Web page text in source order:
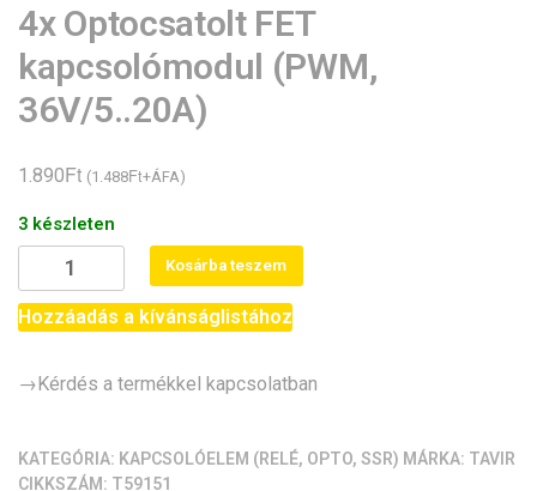
4x Optocsatolt FET
kapcsolómodul (PWM,
36V/5..20A)
1.890Ft (1.488Ft+ÁFA)
3 készleten
Optocsatolt
FET
(PWM,
Kosárba teszem
Hozzáadás a kívánságlistához
→Kérdés a termékkel kapcsolatban
KATEGÓRIA: KAPCSOLÓELEM (RELÉ, OPTO, SSR) MÁRKA: TAVIR
CIKKSZÁM: T59151